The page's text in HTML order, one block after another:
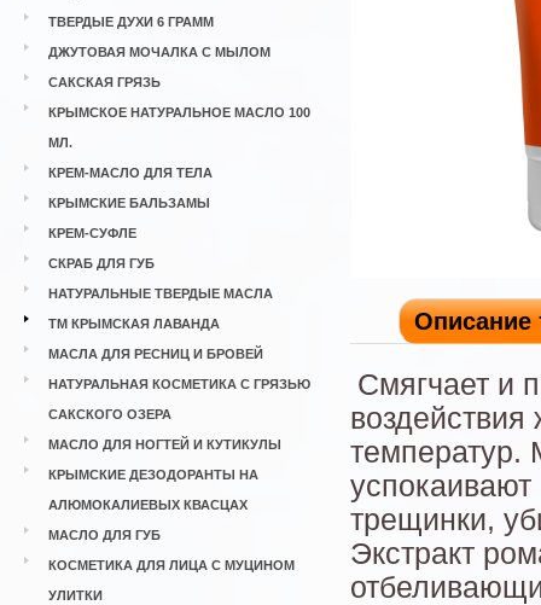
ТВЕРДЫЕ ДУХИ 6 ГРАММ
ДЖУТОВАЯ МОЧАЛКА С МЫЛОМ
САКСКАЯ ГРЯЗЬ
КРЫМСКОЕ НАТУРАЛЬНОЕ МАСЛО 100
МЛ.
КРЕМ-МАСЛО ДЛЯ ТЕЛА
КРЫМСКИЕ БАЛЬЗАМЫ
КРЕМ-СУФЛЕ
СКРАБ ДЛЯ ГУБ
НАТУРАЛЬНЫЕ ТВЕРДЫЕ МАСЛА
ТМ КРЫМСКАЯ ЛАВАНДА
МАСЛА ДЛЯ РЕСНИЦ И БРОВЕЙ
НАТУРАЛЬНАЯ КОСМЕТИКА С ГРЯЗЬЮ
САКСКОГО ОЗЕРА
МАСЛО ДЛЯ НОГТЕЙ И КУТИКУЛЫ
КРЫМСКИЕ ДЕЗОДОРАНТЫ НА
АЛЮМОКАЛИЕВЫХ КВАСЦАХ
МАСЛО ДЛЯ ГУБ
КОСМЕТИКА ДЛЯ ЛИЦА С МУЦИНОМ
УЛИТКИ
Описание
Смягчает и
трещинки,
Экстракт